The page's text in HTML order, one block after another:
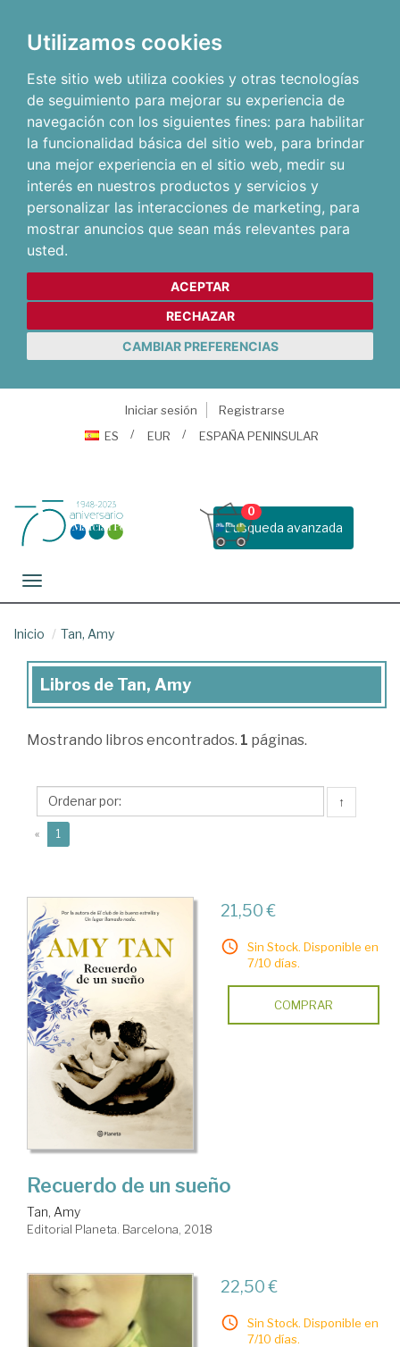
Utilizamos cookies
Este sitio web utiliza cookies y otras tecnologías
de seguimiento para mejorar su experiencia de
navegación con los siguientes fines: para habilitar
la funcionalidad básica del sitio web, para brindar
una mejor experiencia en el sitio web, medir su
interés en nuestros productos y servicios y
personalizar las interacciones de marketing, para
mostrar anuncios que sean más relevantes para
usted.
ACEPTAR
RECHAZAR
CAMBIAR PREFERENCIAS
Iniciar sesión
Registrarse
ES
EUR ESPAÑA PENINSULAR
Busqueda avanzada
0
Toggle navigation
Inicio Tan, Amy
Libros
Tan,
Libros de Tan, Amy
Mostrando libros encontrados. 1 páginas.
↑
« 1
21,50 €
Sin Stock. Disponible en
7/10 días.
COMPRAR
Recuerdo de un sueño
Tan, Amy
Editorial Planeta. Barcelona, 2018
22,50 €
Sin Stock. Disponible en
7/10 días.